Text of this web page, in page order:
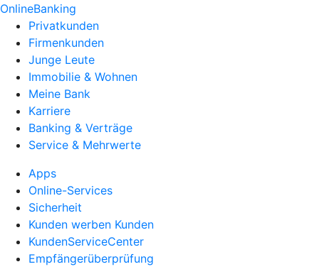
OnlineBanking
Privatkunden
Firmenkunden
Junge Leute
Immobilie & Wohnen
Meine Bank
Karriere
Banking & Verträge
Service & Mehrwerte
Apps
Online-Services
Sicherheit
Kunden werben Kunden
KundenServiceCenter
Empfängerüberprüfung